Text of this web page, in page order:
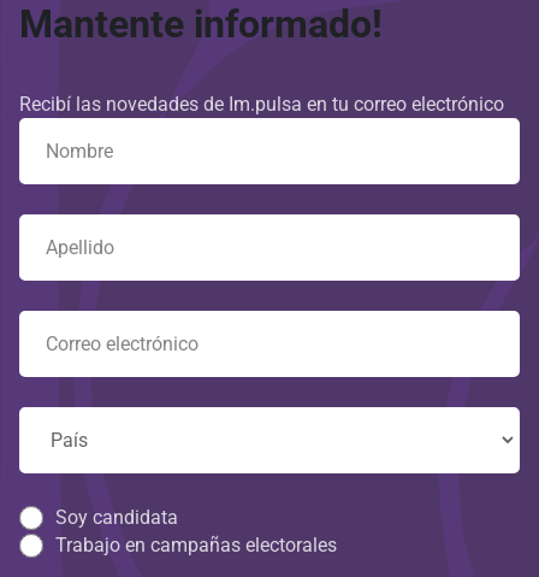
Mantente informado!
Recibí las novedades de Im.pulsa en tu correo electrónico
Soy candidata
Trabajo en campañas electorales